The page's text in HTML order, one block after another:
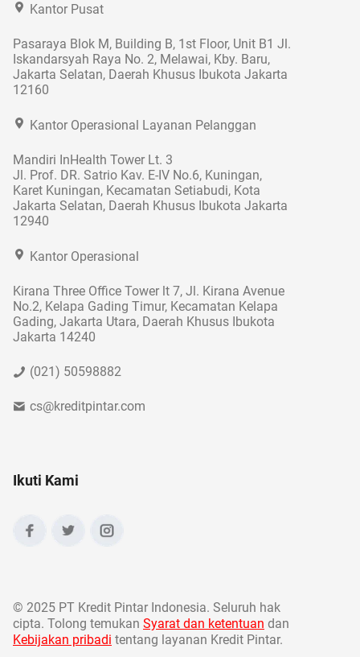
Kantor Pusat
Pasaraya Blok M, Building B, 1st Floor, Unit B1 Jl.
Iskandarsyah Raya No. 2, Melawai, Kby. Baru,
Jakarta Selatan, Daerah Khusus Ibukota Jakarta
12160
Kantor Operasional Layanan Pelanggan
Mandiri InHealth Tower Lt. 3
Jl. Prof. DR. Satrio Kav. E-IV No.6, Kuningan,
Karet Kuningan, Kecamatan Setiabudi, Kota
Jakarta Selatan, Daerah Khusus Ibukota Jakarta
12940
Kantor Operasional
Kirana Three Office Tower lt 7, Jl. Kirana Avenue
No.2, Kelapa Gading Timur, Kecamatan Kelapa
Gading, Jakarta Utara, Daerah Khusus Ibukota
Jakarta 14240
(021) 50598882
cs@kreditpintar.com
Ikuti Kami
© 2025 PT Kredit Pintar Indonesia. Seluruh hak
cipta. Tolong temukan Syarat dan ketentuan dan
Kebijakan pribadi tentang layanan Kredit Pintar.